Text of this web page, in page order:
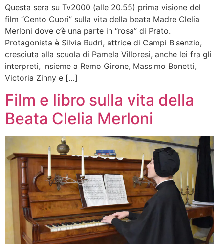
Questa sera su Tv2000 (alle 20.55) prima visione del
film “Cento Cuori” sulla vita della beata Madre Clelia
Merloni dove c’è una parte in “rosa” di Prato.
Protagonista è Silvia Budri, attrice di Campi Bisenzio,
cresciuta alla scuola di Pamela Villoresi, anche lei fra gli
interpreti, insieme a Remo Girone, Massimo Bonetti,
Victoria Zinny e […]
Film e libro sulla vita della
Beata Clelia Merloni